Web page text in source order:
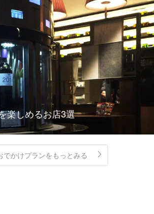
楽しめるお店3選
でかけプランをもっとみる